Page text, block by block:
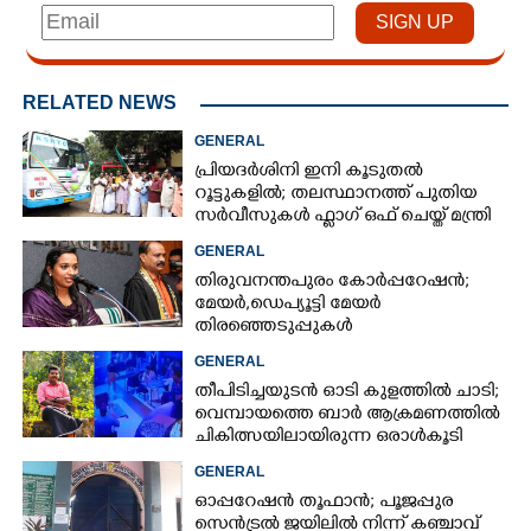
RELATED NEWS
GENERAL
പ്രിയദർശിനി ഇനി കൂടുതൽ
റൂട്ടുകളിൽ; തലസ്ഥാനത്ത് പുതിയ
സർവീസുകൾ ഫ്ലാഗ് ഒഫ് ചെയ്ത് മന്ത്രി
GENERAL
തിരുവനന്തപുരം കോർപ്പറേഷൻ;
മേയർ, ഡെപ്യൂട്ടി മേയർ
തിരഞ്ഞെടുപ്പുകൾ
GENERAL
തീപിടിച്ചയുടൻ ഓടി കുളത്തിൽ ചാടി;
വെമ്പായത്തെ ബാർ ആക്രമണത്തിൽ
ചികിത്സയിലായിരുന്ന ഒരാൾകൂടി
GENERAL
ഓപ്പറേഷൻ തൂഫാൻ; പൂജപ്പുര
സെൻട്രൽ ജയിലിൽ നിന്ന് കഞ്ചാവ്